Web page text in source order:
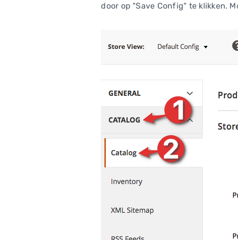
door op "Save Config" te klikken.